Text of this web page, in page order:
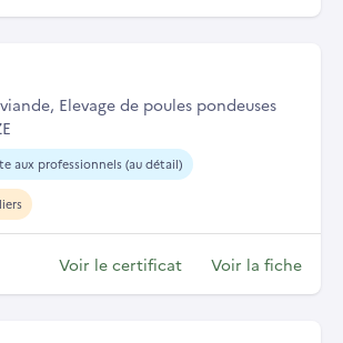
Elevage de poules pondeuses
aux professionnels (au détail)
Voir le certificat Voir la fiche